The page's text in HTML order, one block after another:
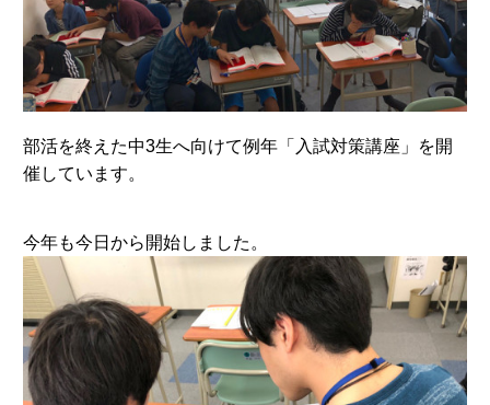
部活を終えた中3生へ向けて例年「入試対策講座」を開
催しています。
今年も今日から開始しました。